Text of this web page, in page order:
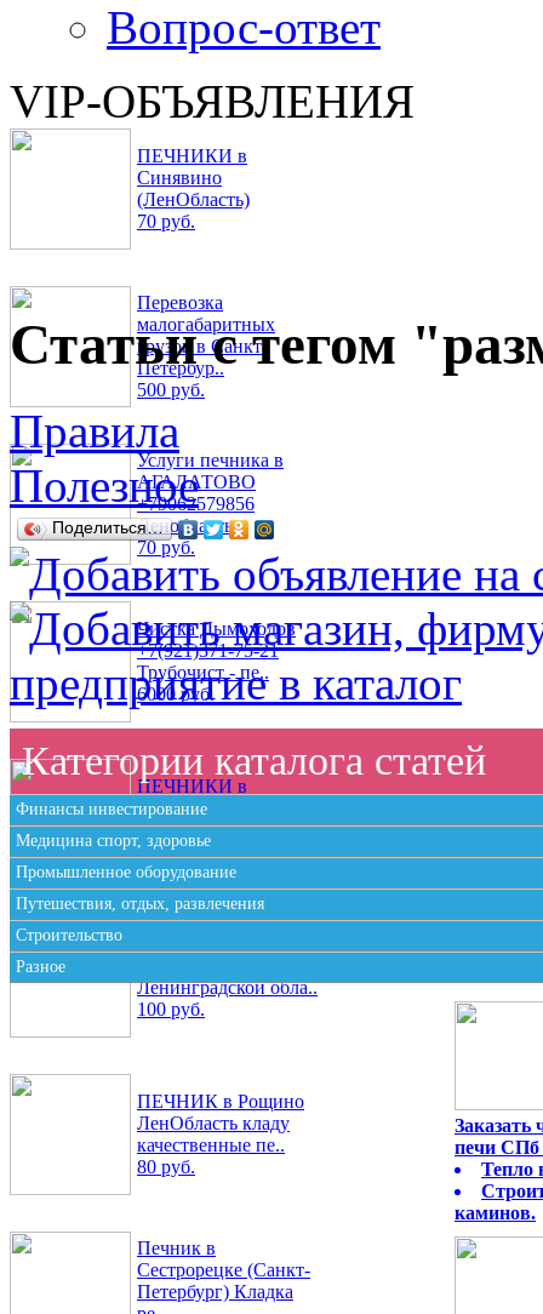
Вопрос-ответ
VIP-ОБЪЯВЛЕНИЯ
ПЕЧНИКИ в
Синявино
(ЛенОбласть)
70 руб.
Перевозка
малогабаритных
грузов в Санкт-
Петербур..
500 руб.
Услуги печника в
АГАЛАТОВО
+79062579856
Ленобласть
70 руб.
Чистка Дымоходов
+7(921)371-75-21
Трубочист - пе..
6000 руб.
ПЕЧНИКИ в
Садоводстве
Мшинская
70 руб.
Ленинградской обла..
100 руб.
ПЕЧНИК в Рощино
ЛенОбласть кладу
качественные пе..
80 руб.
Печник в
Сестрорецке (Санкт-
Петербург) Кладка
Статьи с тегом
Правила
Полезное
Поделиться…
Категории каталога статей
Финансы инвестирование
Медицина спорт, здоровье
Промышленное оборудование
Путешествия, отдых, развлечения
Строительство
Разное
Заказать
печи СПб
Тепло
каминов.